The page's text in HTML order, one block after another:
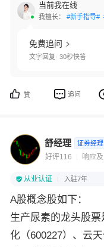
当前我在线
我擅长： #新手指导#
免费追问
文字回复· 30秒快答
赞 追问
舒经理 证券经理
好评116 响应
从业认证 入驻7年
A股概念股如下：
生产尿素的龙头股
化（600227）、云